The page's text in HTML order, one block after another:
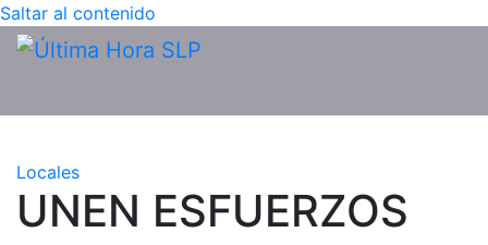
Saltar al contenido
Locales
UNEN ESFUERZOS